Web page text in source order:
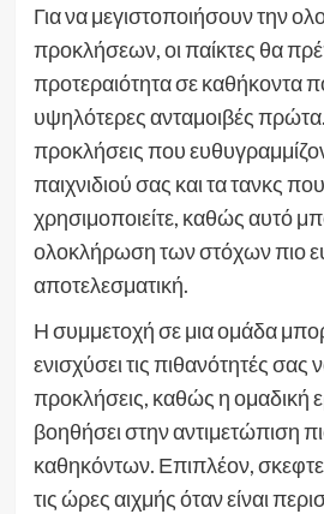
Για να μεγιστοποιήσουν την
προκλήσεων, οι παίκτες θα
προτεραιότητα σε καθήκοντα
υψηλότερες ανταμοιβές
προκλήσεις που
παιχνιδιού σας και τα τανκς
χρησιμοποιείτε, καθώς αυτό
ολοκλήρωση των στόχων πιο
αποτελεσματική.
Η συμμετοχή σε μια ομάδα
ενισχύσει τις πιθανότητές
προκλήσεις, καθώς η ομαδική
βοηθήσει στην αντιμετώπιση
καθηκόντων. Επιπλέον,
τις ώρες αιχμής όταν είναι